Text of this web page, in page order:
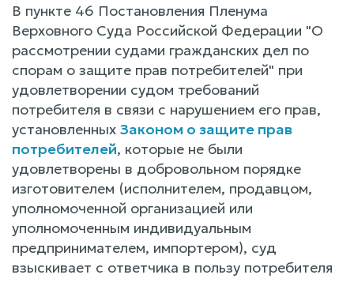
В пункте 46 Постановления Пленума
Верховного Суда Российской Федерации "О
рассмотрении судами гражданских дел по
спорам о защите прав потребителей" при
удовлетворении судом требований
потребителя в связи с нарушением его прав,
установленных Законом о защите прав
потребителей, которые не были
удовлетворены в добровольном порядке
изготовителем (исполнителем, продавцом,
уполномоченной организацией или
уполномоченным индивидуальным
предпринимателем, импортером), суд
взыскивает с ответчика в пользу потребителя